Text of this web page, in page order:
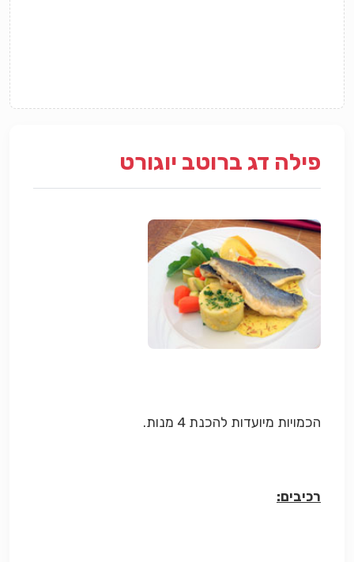
פילה דג ברוטב יוגורט
הכמויות מיועדות להכנת 4 מנות.
רכיבים: